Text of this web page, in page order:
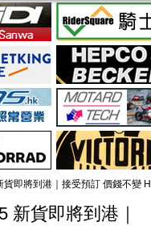
貨即將到港｜接受預訂 價錢不變
新貨即將到港｜